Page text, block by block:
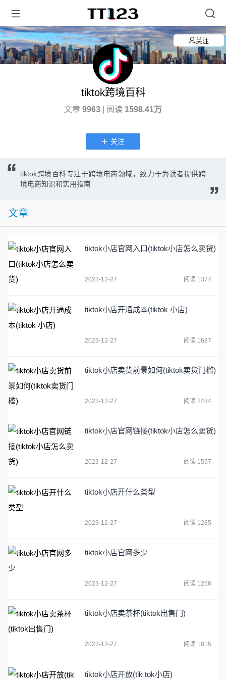
关注
tiktok跨境百科
文章 9963 | 阅读 1598.41万
关注
tiktok跨境百科专注于跨境电商领域，致力于为读者提供跨
境电商知识和实用指南
文章
tiktok小店官网入口(tiktok小店怎么卖货)
2023-12-27 阅读 1377
tiktok小店开通成本(tiktok 小店)
2023-12-27 阅读 1687
tiktok小店卖货前景如何(tiktok卖货门槛)
2023-12-27 阅读 2434
tiktok小店官网链接(tiktok小店怎么卖货)
2023-12-27 阅读 1557
tiktok小店开什么类型
2023-12-27 阅读 1285
tiktok小店官网多少
2023-12-27 阅读 1256
tiktok小店卖茶杯(tiktok出售门)
2023-12-27 阅读 1815
tiktok小店开放(tik tok小店)